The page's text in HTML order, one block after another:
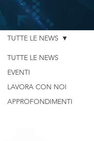
NEWS
TUTTE LE NEWS
EVENTI
LAVORA CON NOI
APPROFONDIMENTI
TUTTE LE NEWS